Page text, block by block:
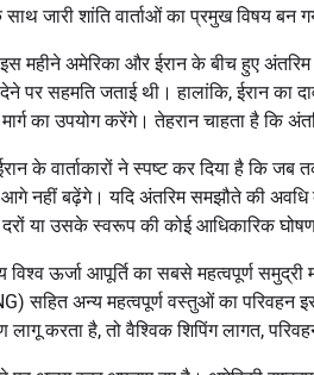
साथ जारी शांति वार्ताओं का प्रमुख विषय बन
इस महीने अमेरिका और ईरान के बीच हुए
पर सहमति जताई थी। हालांकि, ईरान
का उपयोग करेंगे। तेहरान चाहता है कि
के वार्ताकारों ने स्पष्ट कर दिया है कि
आगे नहीं बढ़ेंगे। यदि अंतरिम समझौते की
या उसके स्वरूप की कोई आधिकारिक
ऊर्जा आपूर्ति का सबसे महत्वपूर्ण
सहित अन्य महत्वपूर्ण वस्तुओं का परिवहन
करता है, तो वैश्विक शिपिंग लागत,